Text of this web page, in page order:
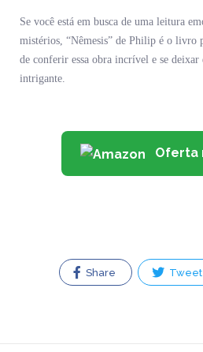
Se você está em busca de uma leitura
mistérios, “Nêmesis” de Philip é o livro
de conferir essa obra incrível e se
intrigante.
Oferta
Share Tweet